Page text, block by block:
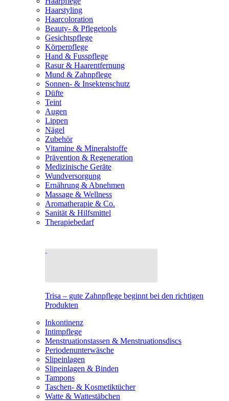
Haarstyling
Haarcoloration
Beauty- & Pflegetools
Gesichtspflege
Körperpflege
Hand & Fusspflege
Rasur & Haarentfernung
Mund & Zahnpflege
Sonnen- & Insektenschutz
Düfte
Teint
Augen
Lippen
Nägel
Zubehör
Vitamine & Mineralstoffe
Prävention & Regeneration
Medizinische Geräte
Wundversorgung
Ernährung & Abnehmen
Massage & Wellness
Aromatherapie & Co.
Sanität & Hilfsmittel
Therapiebedarf
Trisa – gute Zahnpflege beginnt bei den richtigen
Produkten
Inkontinenz
Intimpflege
Menstruationstassen & Menstruationsdiscs
Periodenunterwäsche
Slipeinlagen
Slipeinlagen & Binden
Tampons
Taschen- & Kosmetiktücher
Watte & Wattestäbchen